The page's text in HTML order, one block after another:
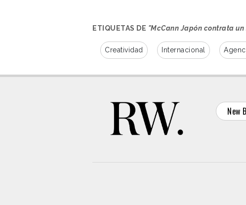
ETIQUETAS DE "McCann Japón contrata
Creatividad Internacional
New